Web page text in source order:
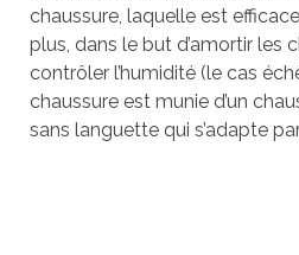
chaussure, laquelle est
plus, dans le but d’amortir les
contrôler l’humidité (le cas
chaussure est munie d’un
sans languette qui s’adapte